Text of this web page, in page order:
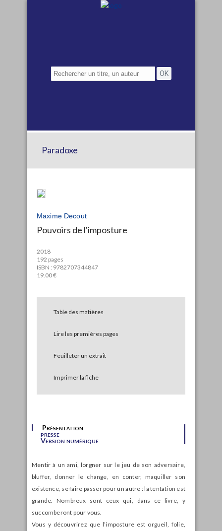
Paradoxe
Maxime Decout
Pouvoirs de l'imposture
2018
192 pages
ISBN : 9782707344847
19.00 €
Table des matières
Lire les premières pages
Feuilleter un extrait
Imprimer la fiche
Présentation
presse
Version numérique
Mentir à un ami, lorgner sur le jeu de son adversaire,
bluffer, donner le change, en conter, maquiller son
existence, se faire passer pour un autre : la tentation est
grande. Nombreux sont ceux qui, dans ce livre, y
succomberont pour vous.
Vous y découvrirez que l’imposture est orgueil, folie,